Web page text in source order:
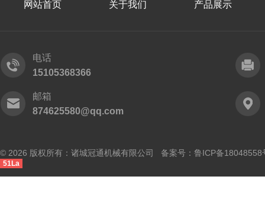
网站首页 关于我们 产品展示
电话
15105368366
邮箱
874625580@qq.com
© 2026 版权所有：诸城冠通机械有限公司 备案号： 鲁ICP备18048558
51La